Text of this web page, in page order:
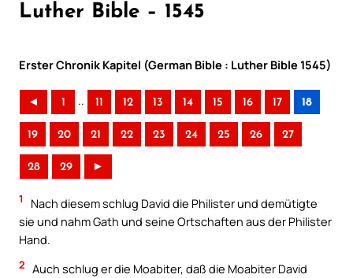
Luther Bible – 1545
Erster Chronik Kapitel (German Bible : Luther Bible 1545)
◄ 1 .. 11 12 13 14 15 16 17 18
19 20 21 22 23 24 25 26 27
28 29 ►
1
Nach diesem schlug David die Philister und demütigte
sie und nahm Gath und seine Ortschaften aus der Philister
Hand.
2 Auch schlug er die Moabiter, daß die Moabiter David